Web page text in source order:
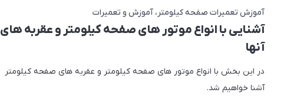
آموزش تعمیرات صفحه کیلومتر آموزش و تعمیرات
آشنایی با انواع موتور های صفحه کیلومتر و عقربه های
آنها
در این بخش با انواع موتور های صفحه کیلومتر و عقربه های صفحه کیلومتر
آشنا خواهیم شد.